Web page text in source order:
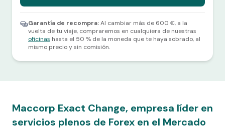
Garantía de recompra:Al cambiar más de 600 €, a la
vuelta de tu viaje, compraremos en cualquiera de nuestras
oficinas hasta el 50 % de la moneda que te haya sobrado, al
mismo precio y sin comisión.
Maccorp Exact Change, empresa líder en
servicios plenos de Forex en el Mercado